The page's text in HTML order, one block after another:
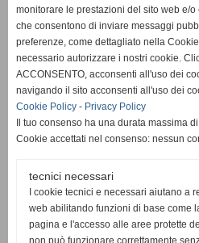
Volley
Viale Giosuè Carducci, 93
P.IVA
Tel. 0586-401053 -
CODICE
SEGNALAZIONE
Collegati e iscriviti ai nostri
monitorare le prestazioni del sito web e/
che consentono di inviare messaggi
preferenze, come dettagliato nella
necessario autorizzare i nostri cookie.
ACCONSENTO, acconsenti all'uso dei
navigando il sito acconsenti all'uso dei
Cookie Policy - Privacy Policy
Il tuo consenso ha una durata massima
Cookie accettati nel consenso: nessun
tecnici necessari
I cookie tecnici e necessari aiutano a
web abilitando funzioni di base come
pagina e l'accesso alle aree protette
non può funzionare correttamente